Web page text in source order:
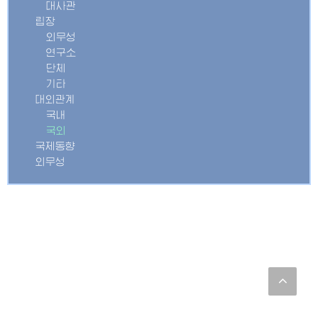
대사관
립장
외무성
연구소
단체
기타
대외관계
국내
국외
국제동향
외무성